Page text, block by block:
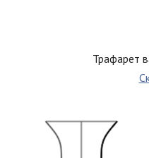
Трафарет